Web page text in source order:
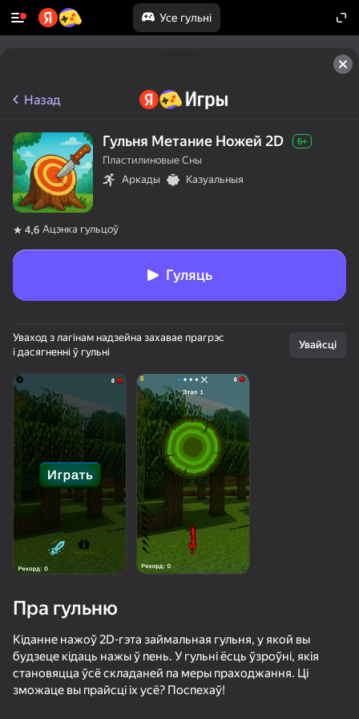
Усе гульні
36
Назад
Гульня Метание Ножей 2D 6+
Пластилиновые Сны
Аркады
Казуальныя
4,6 Ацэнка гульцоў
Гуляць
Уваход з лагінам надзейна захавае прагрэс
і дасягненні ў гульні
Увайсці
Пра гульню
Кіданне нажоў 2D-гэта займальная гульня, у якой вы
будзеце кідаць нажы ў пень. У гульні ёсць ўзроўні, якія
становяцца ўсё складаней па меры праходжання. Ці
зможаце вы прайсці іх усё? Поспехаў!